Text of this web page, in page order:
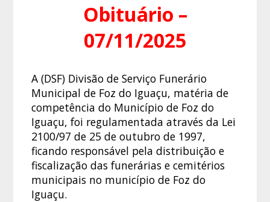
Obituário –
07/11/2025
A (DSF) Divisão de Serviço Funerário
Municipal de Foz do Iguaçu, matéria de
competência do Município de Foz do
Iguaçu, foi regulamentada através da Lei
2100/97 de 25 de outubro de 1997,
ficando responsável pela distribuição e
fiscalização das funerárias e cemitérios
municipais no município de Foz do
Iguaçu.